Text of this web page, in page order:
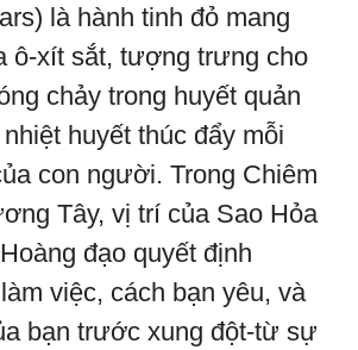
là hành tinh đỏ mang
ô-xít sắt, tượng trưng cho
chảy trong huyết quản
huyết thúc đẩy mỗi
con người. Trong Chiêm
Tây, vị trí của Sao Hỏa
đạo quyết định
việc, cách bạn yêu, và
bạn trước xung đột-từ sự